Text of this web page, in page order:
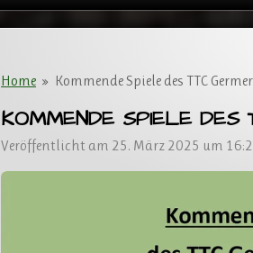
Home » Kommende Spiele des TTC
KOMMENDE SPIELE DES
Veröffentlicht am 25. März 2025 um